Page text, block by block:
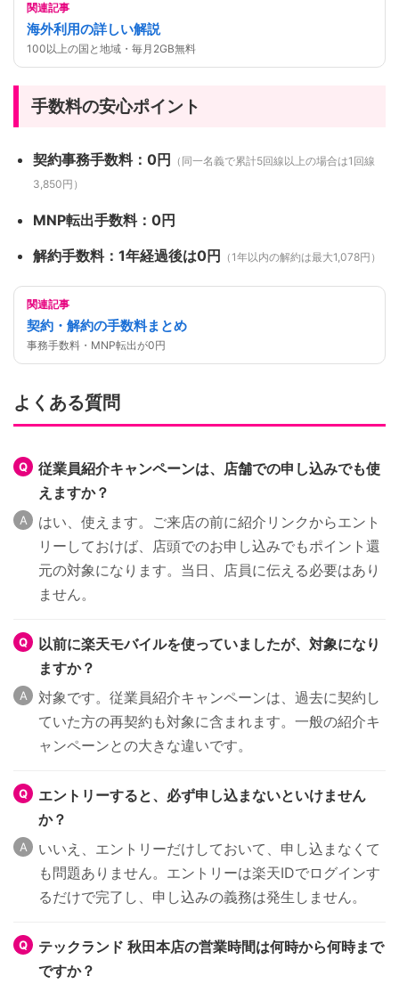
関連記事
海外利用の詳しい解説
100以上の国と地域・毎月2GB無料
手数料の安心ポイント
契約事務手数料：0円
（同一名義で累計5回線以上の場合は1回線
3,850円）
MNP転出手数料：0円
解約手数料：1年経過後は0円
（1年以内の解約は最大1,078円）
関連記事
契約・解約の手数料まとめ
事務手数料・MNP転出が0円
よくある質問
従業員紹介キャンペーンは、店舗での申し込みでも使
えますか？
はい、使えます。ご来店の前に紹介リンクからエント
リーしておけば、店頭でのお申し込みでもポイント還
元の対象になります。当日、店員に伝える必要はあり
ません。
以前に楽天モバイルを使っていましたが、対象になり
ますか？
対象です。従業員紹介キャンペーンは、過去に契約し
ていた方の再契約も対象に含まれます。一般の紹介キ
ャンペーンとの大きな違いです。
エントリーすると、必ず申し込まないといけません
か？
いいえ、エントリーだけしておいて、申し込まなくて
も問題ありません。エントリーは楽天IDでログインす
るだけで完了し、申し込みの義務は発生しません。
テックランド 秋田本店の営業時間は何時から何時まで
ですか？